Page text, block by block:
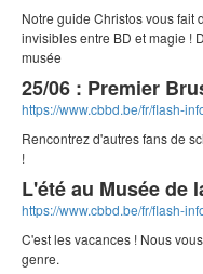
Notre guide Christos vous fait
invisibles entre BD et magie !
musée
25/06 : Premier
https://www.cbbd.be/fr/flash-
Rencontrez d'autres fans de
!
L'été au Musée de
https://www.cbbd.be/fr/flash-
C'est les vacances ! Nous
genre.